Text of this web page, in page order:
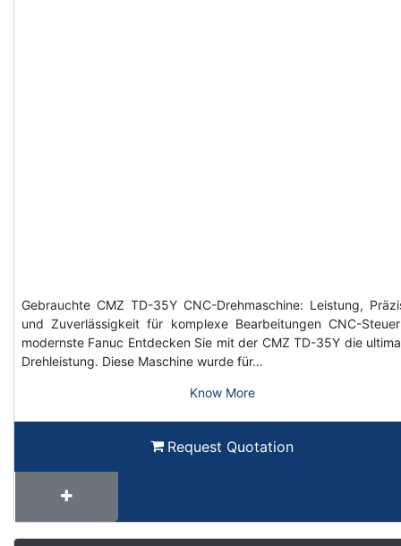
Gebrauchte CMZ TD-35Y CNC-Drehmaschine: Leistung,
und Zuverlässigkeit für komplexe Bearbeitungen CNC-
modernste Fanuc Entdecken Sie mit der CMZ TD-35Y die
Drehleistung. Diese Maschine wurde für…
Know More
Request Quotation